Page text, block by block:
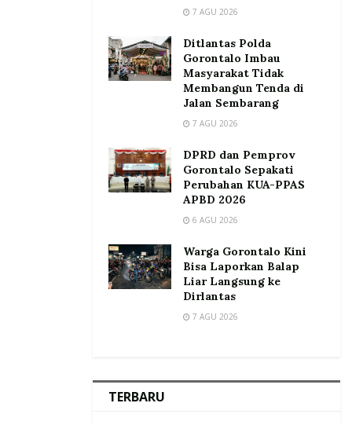
7 AGU 2026
Ditlantas Polda
Gorontalo Imbau
Masyarakat Tidak
Membangun Tenda di
Jalan Sembarang
7 AGU 2026
DPRD dan Pemprov
Gorontalo Sepakati
Perubahan KUA-PPAS
APBD 2026
6 AGU 2026
Warga Gorontalo Kini
Bisa Laporkan Balap
Liar Langsung ke
Dirlantas
7 AGU 2026
TERBARU